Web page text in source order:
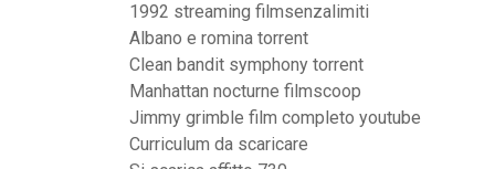
1992 streaming filmsenzalimiti
Albano e romina torrent
Clean bandit symphony torrent
Manhattan nocturne filmscoop
Jimmy grimble film completo youtube
Curriculum da scaricare